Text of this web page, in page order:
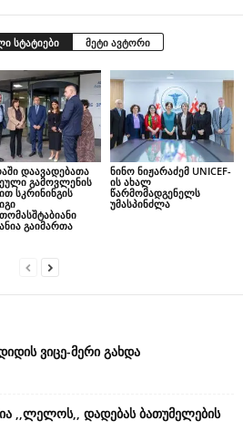
სტატიები მეტი ავტორი
დაავადებათა
გამოვლენის
სკრინინგის
გაიმართა
ნინო ნიჟარაძემ UNICEF-
ის ახალ
წარმომადგენელს
უმასპინძლა
ვიცე-მერი გახდა
,,ლელოს,, დადებას ბათუმელების